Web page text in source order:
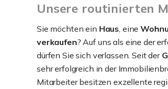
Unsere routinierten
Sie möchten ein Haus, eine
verkaufen? Auf uns als eine der
dürfen Sie sich verlassen. Seit der
sehr erfolgreich in der
Mitarbeiter besitzen exzellente